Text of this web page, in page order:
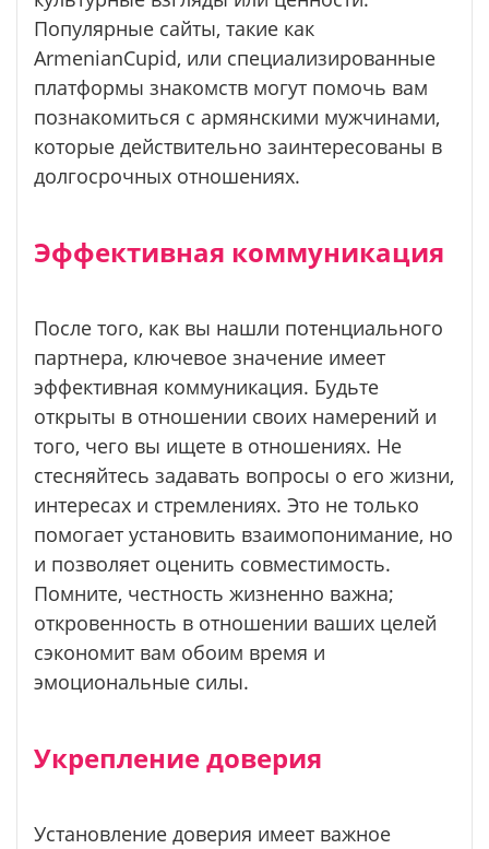
Популярные сайты, такие как
ArmenianCupid, или специализированные
платформы знакомств могут помочь вам
познакомиться с армянскими мужчинами,
которые действительно заинтересованы в
долгосрочных отношениях.
Эффективная коммуникация
После того, как вы нашли потенциального
партнера, ключевое значение имеет
эффективная коммуникация. Будьте
открыты в отношении своих намерений и
того, чего вы ищете в отношениях. Не
стесняйтесь задавать вопросы о его жизни,
интересах и стремлениях. Это не только
помогает установить взаимопонимание, но
и позволяет оценить совместимость.
Помните, честность жизненно важна;
откровенность в отношении ваших целей
сэкономит вам обоим время и
эмоциональные силы.
Укрепление доверия
Установление доверия имеет важное